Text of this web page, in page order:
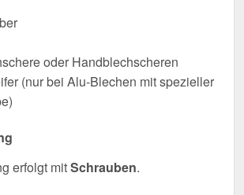
oder Handblechscheren
(nur bei Alu-Blechen mit spezieller
erfolgt mitSchrauben.